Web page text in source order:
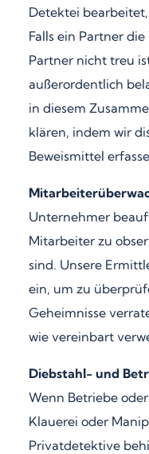
Detektei
Falls ein Partner
Partner nicht treu
außerordentlich
in diesem
klären, indem wir
Beweismittel
Unternehmer
Mitarbeiter zu
sind. Unsere
ein, um zu
Geheimnisse
wie vereinbart
Diebstahl- und
Wenn Betriebe
Klauerei oder
Privatdetektive